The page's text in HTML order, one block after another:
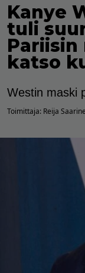
Kanye
tuli
katso
Westin maski
Toimittaja: Reija